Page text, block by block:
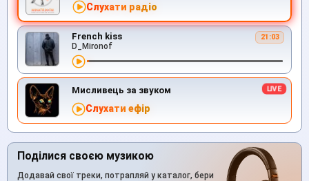
Слухати радіо
French kiss 21:03
D_Mironof
Мисливець за звуком
Слухати ефір
Поділися своєю музикою
Додавай свої треки, потрапляй у каталог, бери